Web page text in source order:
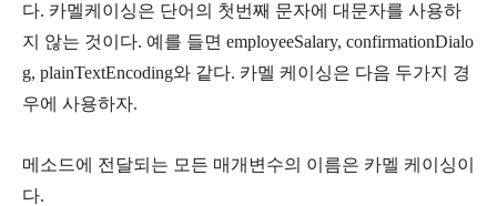
다. 카멜케이싱은 단어의 첫번째 문자에 대문자를 사용하
지 않는 것이다. 예를 들면 employeeSalary, confirmationDialo
g, plainTextEncoding와 같다. 카멜 케이싱은 다음 두가지 경
우에 사용하자.
메소드에 전달되는 모든 매개변수의 이름은 카멜 케이싱이
다.